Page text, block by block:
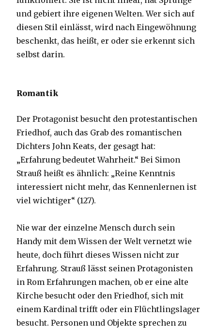
und gebiert ihre eigenen Welten. Wer sich auf
diesen Stil einlässt, wird nach Eingewöhnung
beschenkt, das heißt, er oder sie erkennt sich
selbst darin.
Romantik
Der Protagonist besucht den protestantischen
Friedhof, auch das Grab des romantischen
Dichters John Keats, der gesagt hat:
„Erfahrung bedeutet Wahrheit.“ Bei Simon
Strauß heißt es ähnlich: „Reine Kenntnis
interessiert nicht mehr, das Kennenlernen ist
viel wichtiger“ (127).
Nie war der einzelne Mensch durch sein
Handy mit dem Wissen der Welt vernetzt wie
heute, doch führt dieses Wissen nicht zur
Erfahrung. Strauß lässt seinen Protagonisten
in Rom Erfahrungen machen, ob er eine alte
Kirche besucht oder den Friedhof, sich mit
einem Kardinal trifft oder ein Flüchtlingslager
besucht. Personen und Objekte sprechen zu